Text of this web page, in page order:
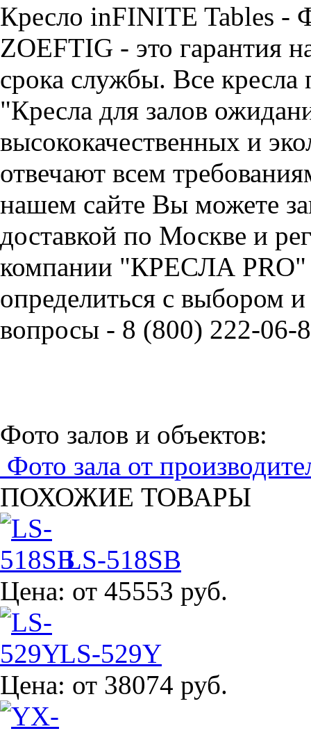
Кресло inFINITE Tables -
ZOEFTIG - это гарантия
срока службы. Все кресла
"Кресла для залов
высококачественных и
отвечают всем
нашем сайте Вы можете
доставкой по Москве и
компании "КРЕСЛА PRO"
определиться с выбором
вопросы - 8 (800) 222-06-
Фото залов и объектов:
Фото зала от
ПОХОЖИЕ ТОВАРЫ
LS-518SB
Цена: от 45553 руб.
LS-529Y
Цена: от 38074 руб.